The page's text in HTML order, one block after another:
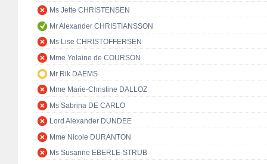
Ms Jette CHRISTENSEN
Mr Alexander CHRISTIANSSON
Ms Lise CHRISTOFFERSEN
Mme Yolaine de COURSON
Mr Rik DAEMS
Mme Marie-Christine DALLOZ
Ms Sabrina DE CARLO
Lord Alexander DUNDEE
Mme Nicole DURANTON
Ms Susanne EBERLE-STRUB